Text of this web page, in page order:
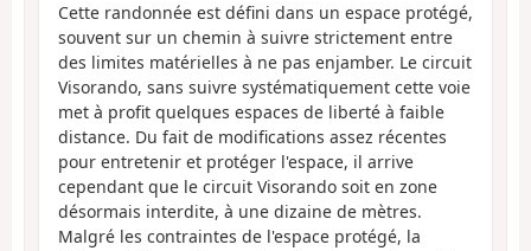
Cette randonnée est défini dans un espace protégé,
souvent sur un chemin à suivre strictement entre
des limites matérielles à ne pas enjamber. Le circuit
Visorando, sans suivre systématiquement cette voie
met à profit quelques espaces de liberté à faible
distance. Du fait de modifications assez récentes
pour entretenir et protéger l'espace, il arrive
cependant que le circuit Visorando soit en zone
désormais interdite, à une dizaine de mètres.
Malgré les contraintes de l'espace protégé, la